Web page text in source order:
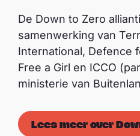
De Down to Zero
samenwerking van
International, Defence
Free a Girl en ICCO
ministerie van
Lees meer over